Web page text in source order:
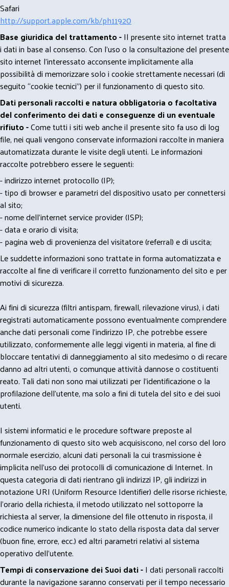
Safari
http://support.apple.com/kb/ph11920
Base giuridica del trattamento -Il presente sito internet tratta
i dati in base al consenso. Con l'uso o la consultazione del presente
sito internet l’interessato acconsente implicitamente alla
possibilità di memorizzare solo i cookie strettamente necessari (di
seguito “cookie tecnici”) per il funzionamento di questo sito.
Dati personali raccolti e natura obbligatoria o facoltativa
del conferimento dei dati e conseguenze di un eventuale
rifiuto -Come tutti i siti web anche il presente sito fa uso di log
file, nei quali vengono conservate informazioni raccolte in maniera
automatizzata durante le visite degli utenti. Le informazioni
raccolte potrebbero essere le seguenti:
- indirizzo internet protocollo (IP);
- tipo di browser e parametri del dispositivo usato per connettersi
al sito;
- nome dell'internet service provider (ISP);
- data e orario di visita;
- pagina web di provenienza del visitatore (referral) e di uscita;
Le suddette informazioni sono trattate in forma automatizzata e
raccolte al fine di verificare il corretto funzionamento del sito e per
motivi di sicurezza.
Ai fini di sicurezza (filtri antispam, firewall, rilevazione virus), i dati
registrati automaticamente possono eventualmente comprendere
anche dati personali come l'indirizzo IP, che potrebbe essere
utilizzato, conformemente alle leggi vigenti in materia, al fine di
bloccare tentativi di danneggiamento al sito medesimo o di recare
danno ad altri utenti, o comunque attività dannose o costituenti
reato. Tali dati non sono mai utilizzati per l'identificazione o la
profilazione dell'utente, ma solo a fini di tutela del sito e dei suoi
utenti.
I sistemi informatici e le procedure software preposte al
funzionamento di questo sito web acquisiscono, nel corso del loro
normale esercizio, alcuni dati personali la cui trasmissione è
implicita nell'uso dei protocolli di comunicazione di Internet. In
questa categoria di dati rientrano gli indirizzi IP, gli indirizzi in
notazione URI (Uniform Resource Identifier) delle risorse richieste,
l'orario della richiesta, il metodo utilizzato nel sottoporre la
richiesta al server, la dimensione del file ottenuto in risposta, il
codice numerico indicante lo stato della risposta data dal server
(buon fine, errore, ecc.) ed altri parametri relativi al sistema
operativo dell'utente.
Tempi di conservazione dei Suoi dati -I dati personali raccolti
durante la navigazione saranno conservati per il tempo necessario